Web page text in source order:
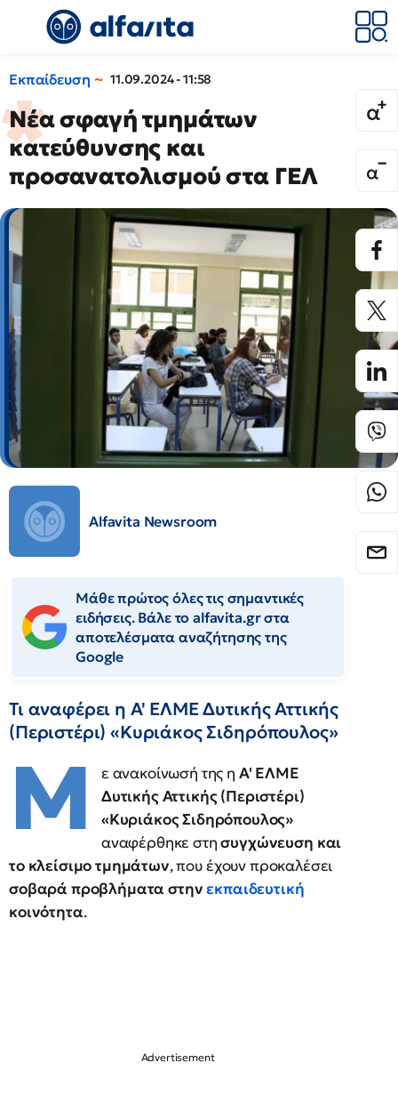
Εκπαίδευση 11.09.2024 - 11:58
Νέα σφαγή τμημάτων
κατεύθυνσης και
προσανατολισμού στα ΓΕΛ
Alfavita Newsroom
Μάθε πρώτος όλες τις σημαντικές
ειδήσεις. Βάλε το alfavita.gr στα
αποτελέσματα αναζήτησης της
Google
Τι αναφέρει η Α' ΕΛΜΕ Δυτικής Αττικής
(Περιστέρι) «Kυριάκος Σιδηρόπουλος»
Μ ε ανακοίνωσή της η Α' ΕΛΜΕ
Δυτικής Αττικής (Περιστέρι)
«Kυριάκος Σιδηρόπουλος»
αναφέρθηκε στησυγχώνευση και
το κλείσιμο τμημάτων, που έχουν προκαλέσει
σοβαρά προβλήματα στηνεκπαιδευτική
κοινότητα.